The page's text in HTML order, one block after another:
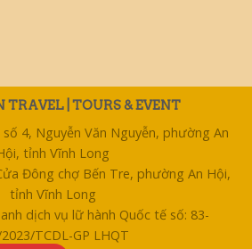
TRAVEL | TOURS & EVENT
4, Nguyễn Văn Nguyễn, phường An
tỉnh Vĩnh Long
Đông chợ Bến Tre, phường An Hội,
tỉnh Vĩnh Long
dịch vụ lữ hành Quốc tế số: 83-
TCDL-GP LHQT